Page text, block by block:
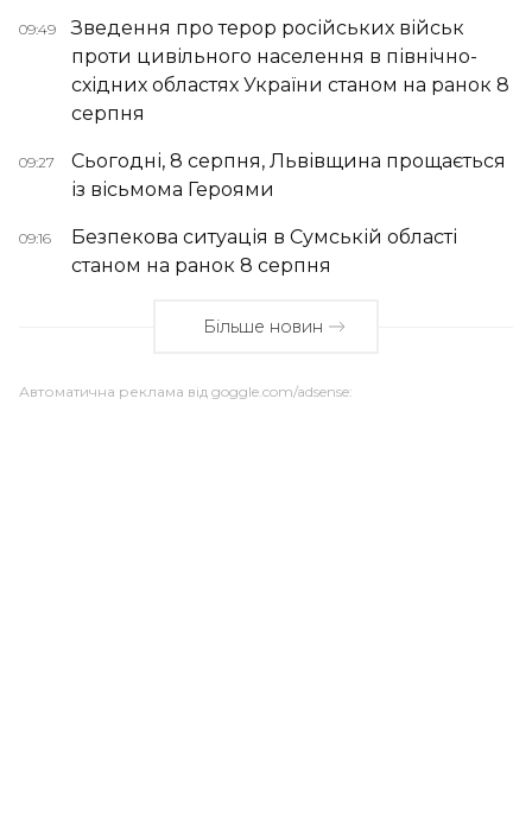
09:49
Зведення про терор російських військ
проти цивільного населення в північно-
східних областях України станом на ранок 8
серпня
09:27
Сьогодні, 8 серпня, Львівщина прощається
із вісьмома Героями
09:16
Безпекова ситуація в Сумській області
станом на ранок 8 серпня
Більше новин
Автоматична реклама від goggle.com/adsense: